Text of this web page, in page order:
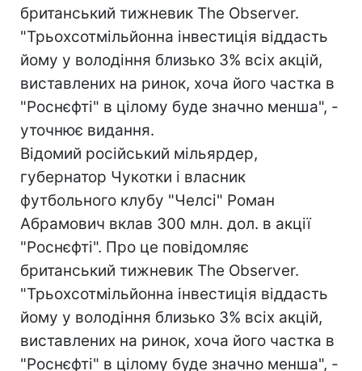
британський тижневик The Observer.
"Трьохсотмільйонна інвестиція віддасть
йому у володіння близько 3% всіх акцій,
виставлених на ринок, хоча його частка в
"Роснєфті" в цілому буде значно менша", -
уточнює видання.
Відомий російський мільярдер,
губернатор Чукотки і власник
футбольного клубу "Челсі" Роман
Абрамович вклав 300 млн. дол. в акції
"Роснєфті". Про це повідомляє
британський тижневик The Observer.
"Трьохсотмільйонна інвестиція віддасть
йому у володіння близько 3% всіх акцій,
виставлених на ринок, хоча його частка в
"Роснєфті" в цілому буде значно менша", -